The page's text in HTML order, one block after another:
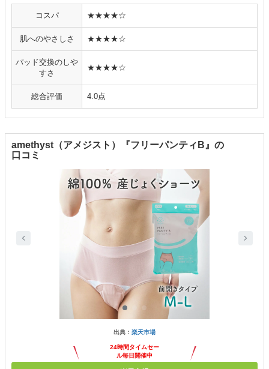
コスパ ★★★★☆
肌へのやさしさ ★★★★☆
パッド交換のしや
すさ
★★★★☆
総合評価 4.0点
amethyst（アメジスト）『フリーパンティB』の
口コミ
出典： 楽天市場
24時間タイムセー
ル毎日開催中